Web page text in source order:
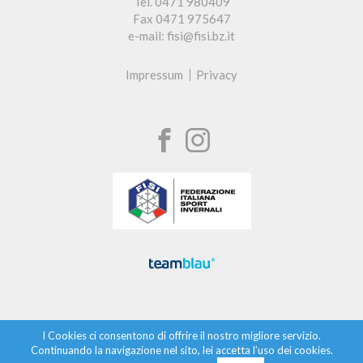
Fax 0471 975647
e-mail: fisi@fisi.bz.it
Impressum Privacy
I Cookies ci consentono di offrire il nostro migliore servizio.
Continuando la navigazione nel sito, lei accetta l’uso dei cookies.